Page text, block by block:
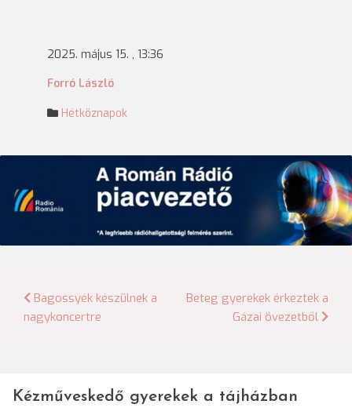
2025. május 15. , 13:36
Forró László
Hétköznapok
Bejegyzés
navigáció
Bagossyék készülnek a
nagykoncertre
Beteg gyerekek érkeztek a
Gázai övezetből
Kézműveskedő gyerekek a tájházban